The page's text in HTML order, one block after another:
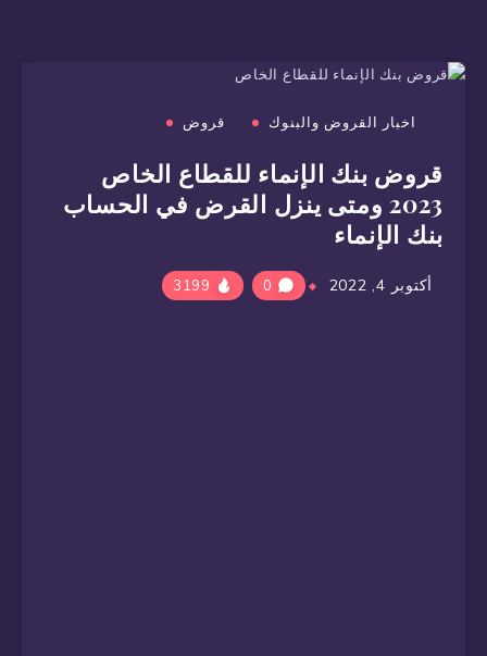
اخبار القروض والبنوك قروض
قروض بنك الإنماء للقطاع الخاص
2023 ومتى ينزل القرض في الحساب
بنك الإنماء
أكتوبر 4, 2022 0